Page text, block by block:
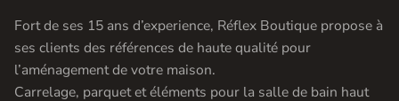
Fort de ses 15 ans d’experience, Réflex Boutique propose à
ses clients des références de haute qualité pour
l’aménagement de votre maison.
Carrelage, parquet et éléments pour la salle de bain haut